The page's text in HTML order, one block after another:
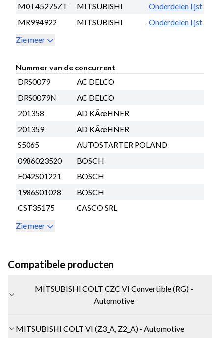
M0T45275ZT
MITSUBISHI
Onderdelen lijst
MR994922
MITSUBISHI
Onderdelen lijst
Zie meer
Nummer van de concurrent
DRS0079
AC DELCO
DRS0079N
AC DELCO
201358
AD KÃœHNER
201359
AD KÃœHNER
S5065
AUTOSTARTER POLAND
0986023520
BOSCH
F042S01221
BOSCH
1986S01028
BOSCH
CST35175
CASCO SRL
Zie meer
Compatibele producten
MITSUBISHI COLT CZC VI Convertible (RG) -
Automotive
MITSUBISHI COLT VI (Z3_A, Z2_A) - Automotive